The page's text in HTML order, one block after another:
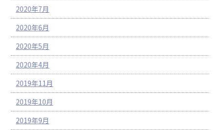
2020年7月
2020年6月
2020年5月
2020年4月
2019年11月
2019年10月
2019年9月